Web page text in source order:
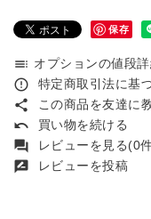
保存
toc オプションの値段
error_outline 特定商取引法に基
share この商品を友達に
undo 買い物を続ける
forum レビューを見る(0
rate_review レビューを投稿